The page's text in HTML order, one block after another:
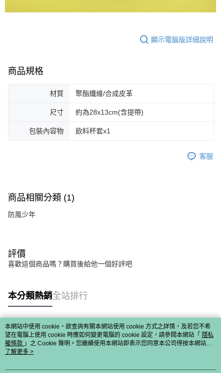
顯示電腦版詳細說明
商品規格
材質 聚酯纖維/合成皮革
尺寸 約為28x13cm(含提帶)
包裝內容物 飲料杯套x1
客服
商品相關分類 (1)
防風少年
評價
喜歡這個商品嗎？購買後給他一個好評吧
本分類熱銷全站排行
熱門標籤
本網站中使用 cookie，欲查詢有關本網站使用 cookie 方式之詳情，及若您不希
望在電腦上使用 cookie 時應如何變更電腦的 cookie 設定，請參閱本網站「 隱私
權條款 」之 Cookie 聲明。您繼續使用本網站即表示您同意本公司得按本網站使
用條款之 Cookie 聲明使用 cookie。
了解更多 >